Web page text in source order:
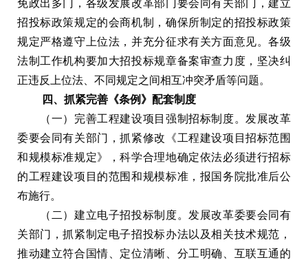
免政出多门，各级发展改革部门要会同有关部门，建立
招投标政策规定的会商机制，确保所制定的招投标政策
规定严格遵守上位法，并充分征求有关方面意见。各级
法制工作机构要加大招投标规章备案审查力度，坚决纠
正违反上位法、不同规定之间相互冲突矛盾等问题。
四、抓紧完善《条例》配套制度
（一）完善工程建设项目强制招标制度。发展改革
委要会同有关部门，抓紧修改《工程建设项目招标范围
和规模标准规定》，科学合理地确定依法必须进行招标
的工程建设项目的范围和规模标准，报国务院批准后公
布施行。
（二）建立电子招投标制度。发展改革委要会同有
关部门，抓紧制定电子招投标办法以及相关技术规范，
推动建立符合国情、定位清晰、分工明确、互联互通的